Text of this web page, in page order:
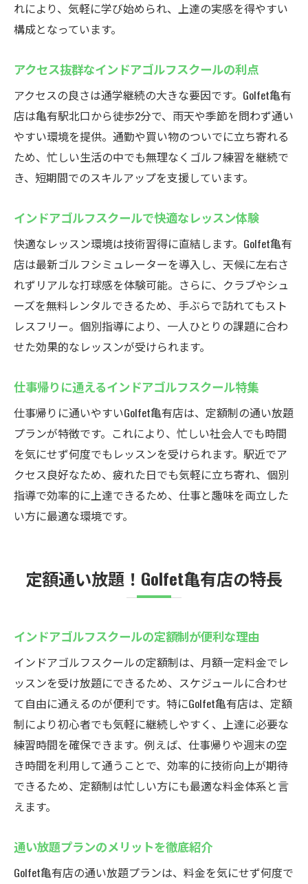
る方法
忙しい社会人におすすめのインドアゴルフ
多彩な割引特典が魅力のGolfet亀有店
インドアゴルフスクールの割引特典を活用
しよう
多彩なキャンペーンが嬉しいインドアゴル
フスクール
典紹介
ゴルフェ亀有の割引制度が選ばれる理由
新規入会者向けインドアゴルフスクール特
典ガイド
インドアゴルフスクールをよりお得に楽し
むコツ
れにより、気軽に学び始められ、上達の実感を得やすい
構成となっています。
アクセス抜群なインドアゴルフスクールの利点
アクセスの良さは通学継続の大きな要因です。Golfet亀有
店は亀有駅北口から徒歩2分で、雨天や季節を問わず通い
やすい環境を提供。通勤や買い物のついでに立ち寄れる
ため、忙しい生活の中でも無理なくゴルフ練習を継続で
き、短期間でのスキルアップを支援しています。
インドアゴルフスクールで快適なレッスン体験
快適なレッスン環境は技術習得に直結します。Golfet亀有
店は最新ゴルフシミュレーターを導入し、天候に左右さ
れずリアルな打球感を体験可能。さらに、クラブやシュ
ーズを無料レンタルできるため、手ぶらで訪れてもスト
レスフリー。個別指導により、一人ひとりの課題に合わ
せた効果的なレッスンが受けられます。
仕事帰りに通えるインドアゴルフスクール特集
仕事帰りに通いやすいGolfet亀有店は、定額制の通い放題
プランが特徴です。これにより、忙しい社会人でも時間
を気にせず何度でもレッスンを受けられます。駅近でア
クセス良好なため、疲れた日でも気軽に立ち寄れ、個別
指導で効率的に上達できるため、仕事と趣味を両立した
い方に最適な環境です。
定額通い放題！Golfet亀有店の特長
インドアゴルフスクールの定額制が便利な理由
インドアゴルフスクールの定額制は、月額一定料金でレ
ッスンを受け放題にできるため、スケジュールに合わせ
て自由に通えるのが便利です。特にGolfet亀有店は、定額
制により初心者でも気軽に継続しやすく、上達に必要な
練習時間を確保できます。例えば、仕事帰りや週末の空
き時間を利用して通うことで、効率的に技術向上が期待
できるため、定額制は忙しい方にも最適な料金体系と言
えます。
通い放題プランのメリットを徹底紹介
Golfet亀有店の通い放題プランは、料金を気にせず何度で